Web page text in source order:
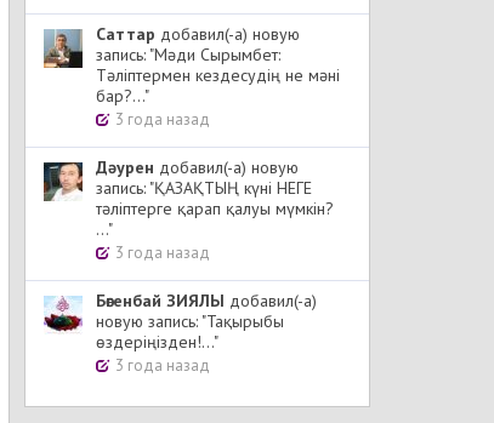
Cаттар добавил(-а) новую
запись: "Мәди Сырымбет:
Тәліптермен кездесудің не мәні
бар?..."
3 года назад
Дәурен добавил(-а) новую
запись: "ҚАЗАҚТЫҢ күні НЕГЕ
тәліптерге қарап қалуы мүмкін?
..."
3 года назад
Бөгенбай ЗИЯЛЫ добавил(-а)
новую запись: "Тақырыбы
өздеріңізден!..."
3 года назад